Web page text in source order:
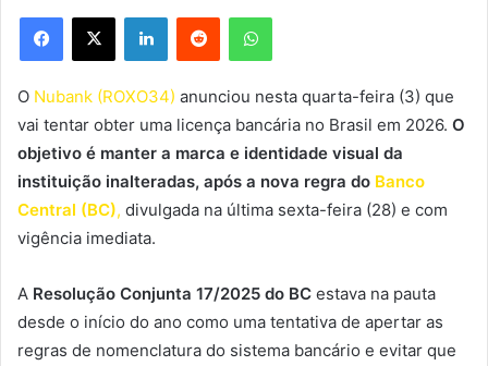
Facebook
X LinkedinReddit WhatsApp
O Nubank (ROXO34) anunciou nesta quarta-feira (3) que
vai tentar obter uma licença bancária no Brasil em 2026. O
objetivo é manter a marca e identidade visual da
instituição inalteradas, após a nova regra do Banco
Central (BC), divulgada na última sexta-feira (28) e com
vigência imediata.
A Resolução Conjunta 17/2025 do BC estava na pauta
desde o início do ano como uma tentativa de apertar as
regras de nomenclatura do sistema bancário e evitar que